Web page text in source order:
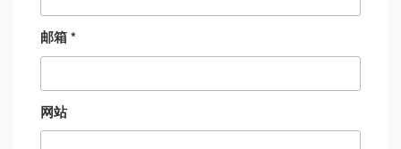
邮箱*
网站